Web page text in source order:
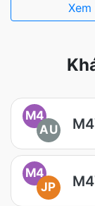
M4
AU
M4
JP